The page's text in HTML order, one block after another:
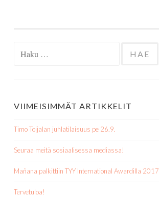
VIIMEISIMMÄT ARTIKKELIT
Timo Toijalan juhlatilaisuus pe 26.9.
Seuraa meitä sosiaalisessa mediassa!
Mañana palkittiin TYY International Awardilla 2017
Tervetuloa!